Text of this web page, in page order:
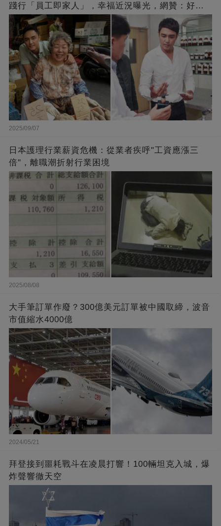
踐行「員工即家人」，幸福近況曝光，網贊：好老
闆的福報
2025/09/07
日本護理行業薪資危機：從業者疾呼"工資應漲三
倍"，離職潮折射行業困境
2025/08/08
大手筆訂單作廢？300億美元訂單被中國取締，波音
市值縮水4000億
2024/05/21
拜登接到噩耗戰斗在凌晨打響！100輛坦克入城，爆
炸聲響徹天空